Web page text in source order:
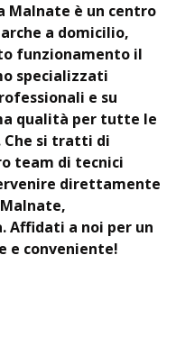
Malnate è un centro
a domicilio,
funzionamento il
specializzati
e su
qualità per tutte le
Che si tratti di
team di tecnici
direttamente
Affidati a noi per un
e conveniente!